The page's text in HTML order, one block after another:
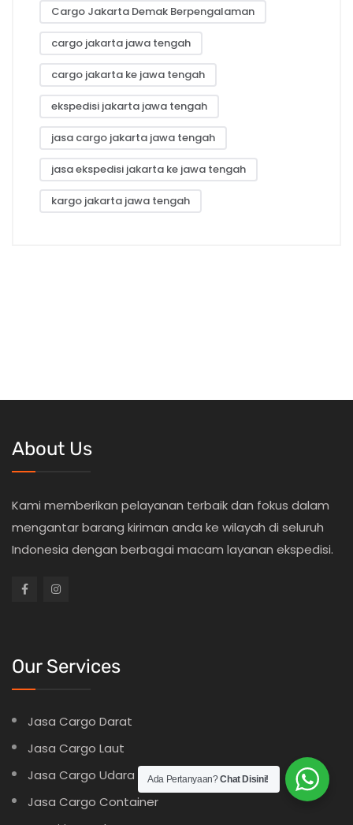
Cargo Jakarta Demak Berpengalaman
cargo jakarta jawa tengah
cargo jakarta ke jawa tengah
ekspedisi jakarta jawa tengah
jasa cargo jakarta jawa tengah
jasa ekspedisi jakarta ke jawa tengah
kargo jakarta jawa tengah
About Us
Kami memberikan pelayanan terbaik dan fokus dalam
mengantar barang kiriman anda ke wilayah di seluruh
Indonesia dengan berbagai macam layanan ekspedisi.
Our Services
Jasa Cargo Darat
Jasa Cargo Laut
Jasa Cargo Udara
Jasa Cargo Container
Ada Pertanyaan?Chat Disini!